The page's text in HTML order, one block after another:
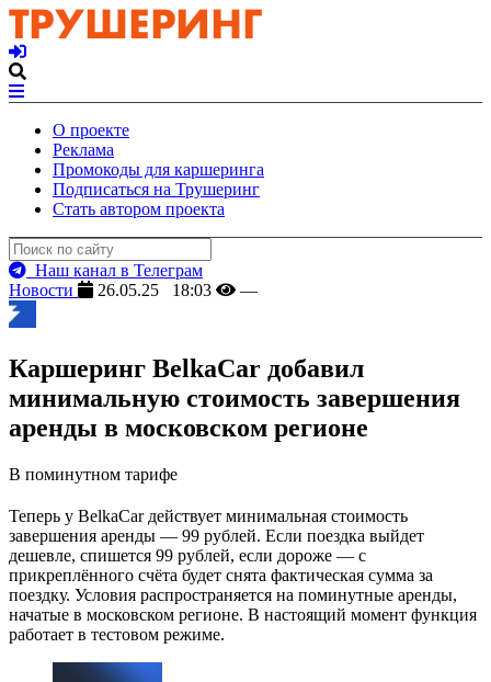
О проекте
Реклама
Промокоды для каршеринга
Подписаться на Трушеринг
Стать автором проекта
Наш канал в Телеграм
Новости
26.05.25 18:03 —
Каршеринг BelkaCar добавил
минимальную стоимость завершения
аренды в московском регионе
В поминутном тарифе
Теперь у BelkaCar действует минимальная стоимость
завершения аренды — 99 рублей. Если поездка выйдет
дешевле, спишется 99 рублей, если дороже — с
прикреплённого счёта будет снята фактическая сумма за
поездку. Условия распространяется на поминутные аренды,
начатые в московском регионе. В настоящий момент функция
работает в тестовом режиме.